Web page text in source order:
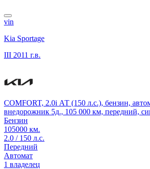
vin
Kia Sportage
III 2011 г.в.
COMFORT, 2.0i АТ (150 л.с.), бензин,
внедорожник 5д., 105 000 км, передний,
Бензин
105000 км.
2.0 / 150 л.с.
Передний
Автомат
1 владелец